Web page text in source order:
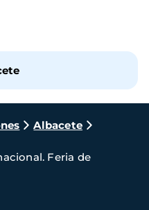
Albacete
Feria de